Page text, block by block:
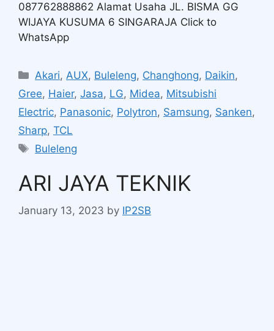
087762888862 Alamat Usaha JL. BISMA GG
WIJAYA KUSUMA 6 SINGARAJA Click to
WhatsApp
Akari,AUX, Buleleng, Changhong, Daikin,
Gree, Haier, Jasa, LG, Midea, Mitsubishi
Electric, Panasonic, Polytron, Samsung, Sanken,
Sharp, TCL
Buleleng
ARI JAYA TEKNIK
January 13, 2023 by IP2SB